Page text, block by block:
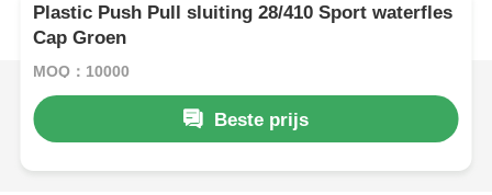
Plastic Push Pull sluiting 28/410 Sport waterfles
Cap Groen
MOQ：10000
Beste prijs